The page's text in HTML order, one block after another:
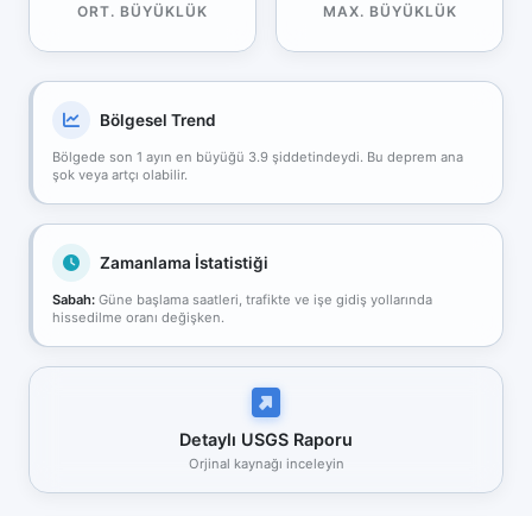
ORT. BÜYÜKLÜK MAX. BÜYÜKLÜK
Bölgesel Trend
Bölgede son 1 ayın en büyüğü 3.9 şiddetindeydi. Bu deprem ana
şok veya artçı olabilir.
Zamanlama İstatistiği
Sabah: Güne başlama saatleri, trafikte ve işe gidiş yollarında
hissedilme oranı değişken.
Detaylı USGS Raporu
Orjinal kaynağı inceleyin